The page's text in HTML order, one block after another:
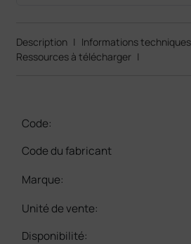
Description | Informations techniques
Ressources à télécharger |
Code:
Code du fabricant
Marque:
Unité de vente:
Disponibilité: